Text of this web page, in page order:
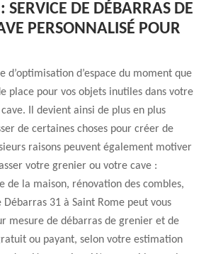
SERVICE DE DÉBARRAS DE
PERSONNALISÉ POUR
d’optimisation d’espace du moment que
place pour vos objets inutiles dans votre
Il devient ainsi de plus en plus
de certaines choses pour créer de
raisons peuvent également motiver
votre grenier ou votre cave :
de la maison, rénovation des combles,
31 à Saint Rome peut vous
mesure de débarras de grenier et de
ou payant, selon votre estimation